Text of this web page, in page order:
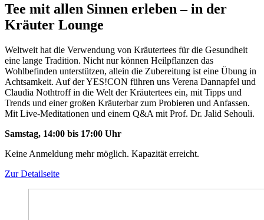
Tee mit allen Sinnen erleben – in der
Kräuter Lounge
Weltweit hat die Verwendung von Kräutertees für die Gesundheit
eine lange Tradition. Nicht nur können Heilpflanzen das
Wohlbefinden unterstützen, allein die Zubereitung ist eine Übung in
Achtsamkeit. Auf der YES!CON führen uns Verena Dannapfel und
Claudia Nothtroff in die Welt der Kräutertees ein, mit Tipps und
Trends und einer großen Kräuterbar zum Probieren und Anfassen.
Mit Live-Meditationen und einem Q&A mit Prof. Dr. Jalid Sehouli.
Samstag, 14:00 bis 17:00 Uhr
Keine Anmeldung mehr möglich. Kapazität erreicht.
Zur Detailseite